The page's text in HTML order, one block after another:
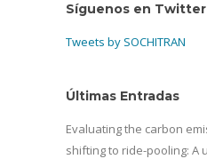
Síguenos en Twitter
Tweets by SOCHITRAN
Últimas Entradas
Evaluating the carbon
shifting to ride-pooling: A